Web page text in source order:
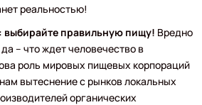
реальностью!
выбирайте правильную пищу! Вредно
– что ждет человечество в
роль мировых пищевых корпораций
вытеснение с рынков локальных
органических